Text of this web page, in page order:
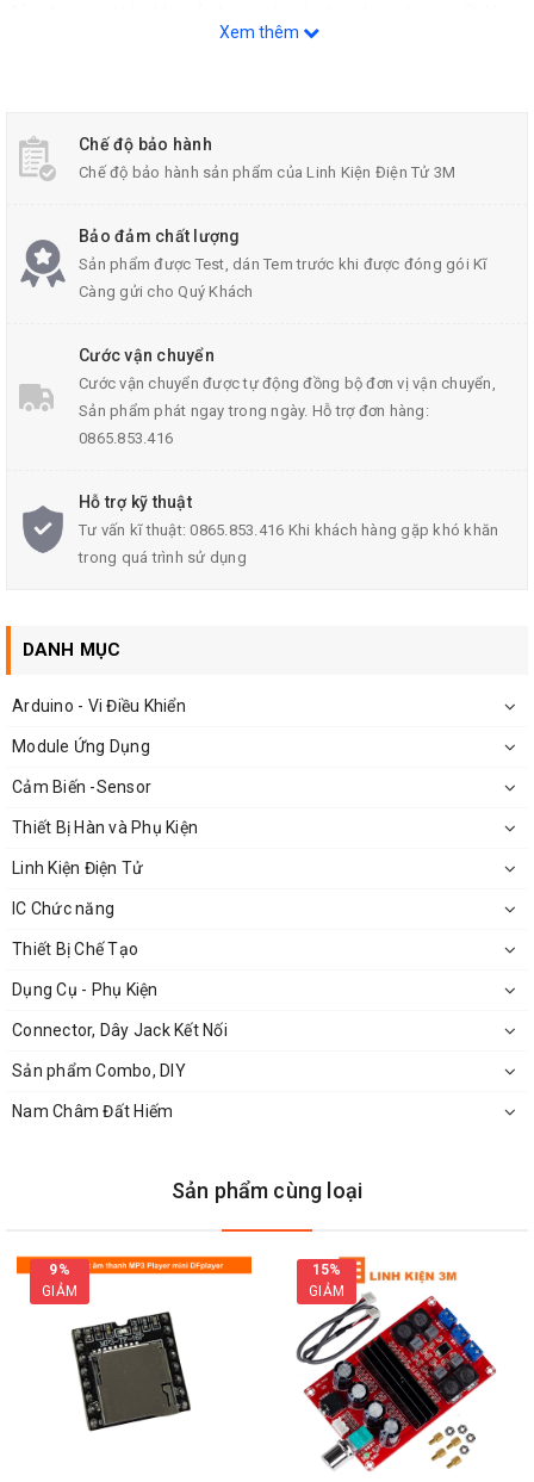
bắt rất chắc chắn. Bo Phân Tần Công Suất Cao PRO F-2528
Thông Số Kỹ Thuật:
Crossover (Phân tần đôi)
Chuyên dùng cho Full đôi coil 100mm
Công xuất: 1800wat
Trở kháng: 4ohm
Kích Thước Bo Phân Tần Công Suất Cao PRO F-2528 3 Loa
Xem thêm
Chế độ bảo hành
Chế độ bảo hành sản phẩm của Linh Kiện Điện Tử 3M
Bảo đảm chất lượng
Sản phẩm được Test, dán Tem trước khi được đóng gói Kĩ
Càng gửi cho Quý Khách
Cước vận chuyển
Cước vận chuyển được tự động đồng bộ đơn vị vận chuyển,
Sản phẩm phát ngay trong ngày. Hỗ trợ đơn hàng:
0865.853.416
Hỗ trợ kỹ thuật
Tư vấn kĩ thuật: 0865.853.416 Khi khách hàng gặp khó khăn
trong quá trình sử dụng
DANH MỤC
Arduino - Vi Điều Khiển
Module Ứng Dụng
Cảm Biến -Sensor
Thiết Bị Hàn và Phụ Kiện
Linh Kiện Điện Tử
IC Chức năng
Thiết Bị Chế Tạo
Dụng Cụ - Phụ Kiện
Connector, Dây Jack Kết Nối
Sản phẩm Combo, DIY
Nam Châm Đất Hiếm
Sản phẩm cùng loại
9%
GIẢM
15%
GIẢM